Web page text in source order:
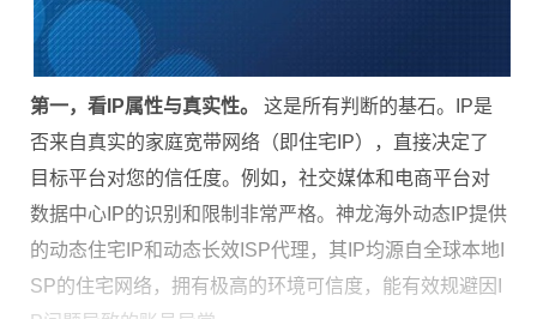
第一，看IP属性与真实性。
这是所有判断的基石。IP是
否来自真实的家庭宽带网络（即住宅IP），直接决定了
目标平台对您的信任度。例如，社交媒体和电商平台对
数据中心IP的识别和限制非常严格。神龙海外动态IP提供
的动态住宅IP和动态长效ISP代理，其IP均源自全球本地I
SP的住宅网络，拥有极高的环境可信度，能有效规避因I